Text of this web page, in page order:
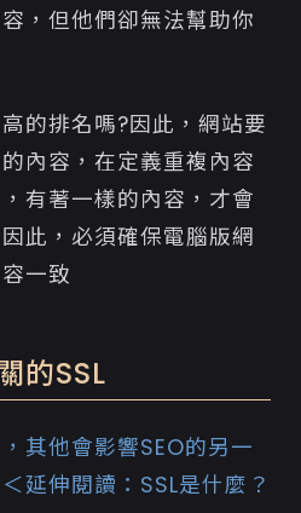
，但他們卻無法幫助你
的排名嗎?因此，網站要
內容，在定義重複內容
有著一樣的內容，才會
此，必須確保電腦版網
一致
的SSL
其他會影響SEO的另一
延伸閱讀： SSL是什麼？